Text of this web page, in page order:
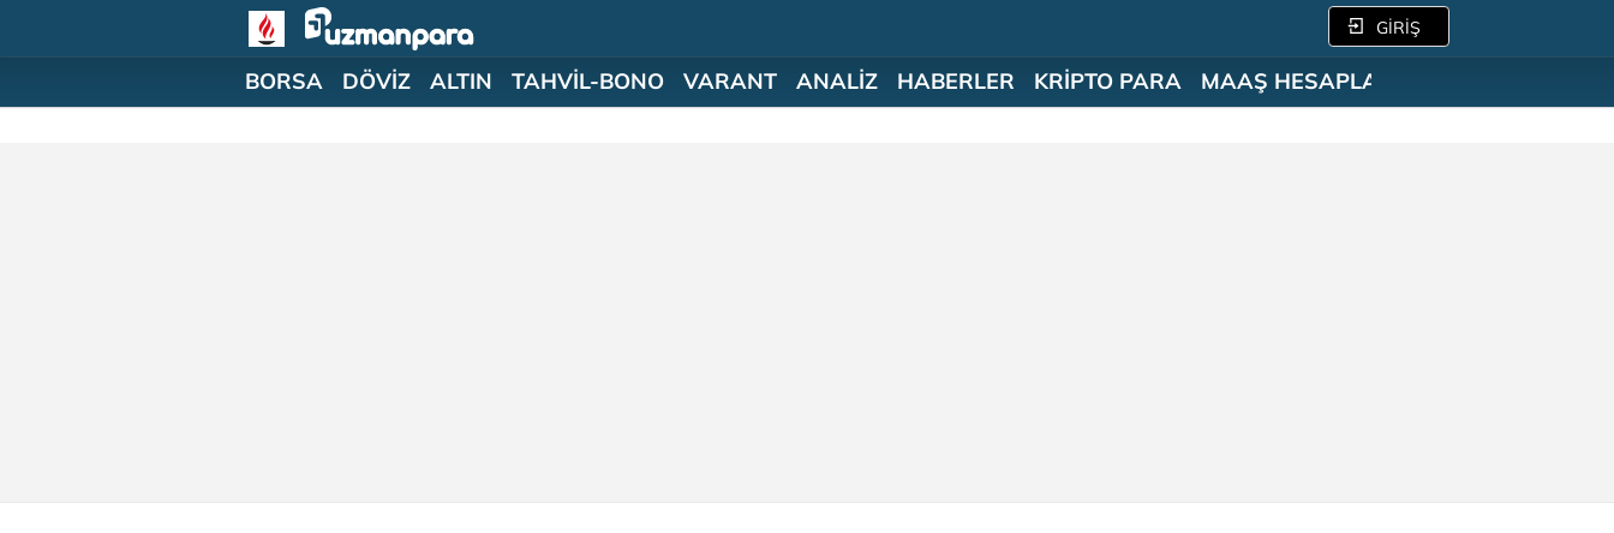
GİRİŞ
BORSA DÖVİZ ALTIN TAHVİL-BONO VARANT ANALİZ HABERLER KRİPTO PARA MAAŞ HESAPLAMA